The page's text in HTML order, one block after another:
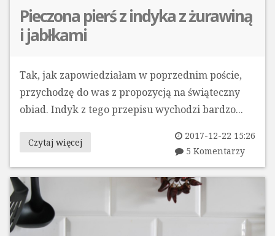
Pieczona pierś z indyka z żurawiną
i jabłkami
Tak, jak zapowiedziałam w poprzednim poście,
przychodzę do was z propozycją na świąteczny
obiad. Indyk z tego przepisu wychodzi bardzo...
2017-12-22 15:26
5 Komentarzy
Czytaj więcej